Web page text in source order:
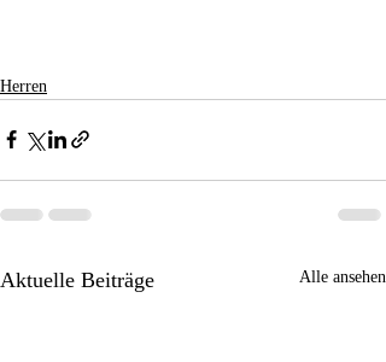
Herren
Aktuelle Beiträge Alle ansehen